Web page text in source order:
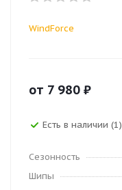
WindForce
от 7 980 ₽
Есть в наличии (1)
Сезонность
Шипы